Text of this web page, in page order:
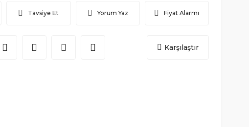
Tavsiye Et Yorum Yaz Fiyat Alarmı
Karşılaştır